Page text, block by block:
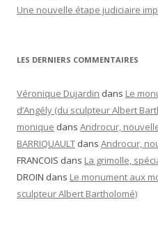
Une nouvelle étape judiciaire
LES DERNIERS COMMENTAIRES
Véronique Dujardin dans Le
d’Angély (du sculpteur Albert
monique dans Androcur,
BARRIQUAULT dans Androcur,
FRANCOIS dans La grimolle,
DROIN dans Le monument aux
sculpteur Albert Bartholomé)